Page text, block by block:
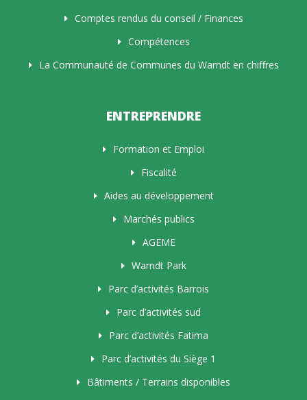
Comptes rendus du conseil / Finances
Compétences
La Communauté de Communes du Warndt en chiffres
ENTREPRENDRE
Formation et Emploi
Fiscalité
Aides au développement
Marchés publics
AGEME
Warndt Park
Parc d’activités Barrois
Parc d’activités sud
Parc d’activités Fatima
Parc d’activités du Siège 1
Bâtiments / Terrains disponibles